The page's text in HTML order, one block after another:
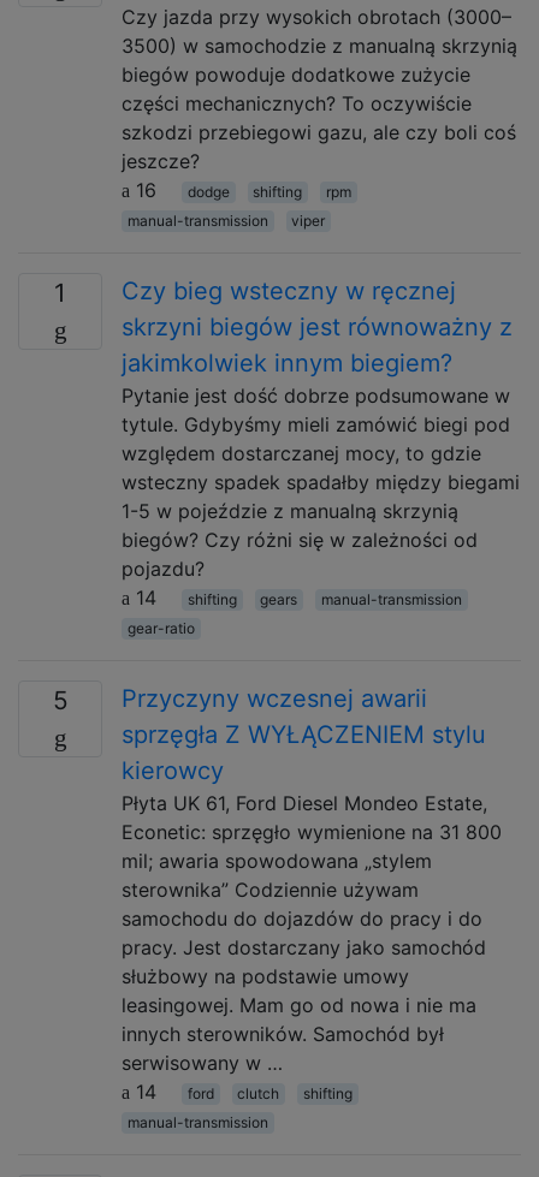
Czy jazda przy wysokich obrotach (3000–
3500) w samochodzie z manualną skrzynią
biegów powoduje dodatkowe zużycie
części mechanicznych? To oczywiście
szkodzi przebiegowi gazu, ale czy boli coś
jeszcze?
16
dodge shifting
rpm
manual-transmission
viper
1
Czy bieg wsteczny w ręcznej
skrzyni biegów jest równoważny z
jakimkolwiek innym biegiem?
Pytanie jest dość dobrze podsumowane w
tytule. Gdybyśmy mieli zamówić biegi pod
względem dostarczanej mocy, to gdzie
wsteczny spadek spadałby między biegami
1-5 w pojeździe z manualną skrzynią
biegów? Czy różni się w zależności od
pojazdu?
14
shifting gears
manual-transmission
gear-ratio
5
Przyczyny wczesnej awarii
sprzęgła Z WYŁĄCZENIEM stylu
kierowcy
Płyta UK 61, Ford Diesel Mondeo Estate,
Econetic: sprzęgło wymienione na 31 800
mil; awaria spowodowana „stylem
sterownika” Codziennie używam
samochodu do dojazdów do pracy i do
pracy. Jest dostarczany jako samochód
służbowy na podstawie umowy
leasingowej. Mam go od nowa i nie ma
innych sterowników. Samochód był
serwisowany w …
14
ford clutch
shifting
manual-transmission